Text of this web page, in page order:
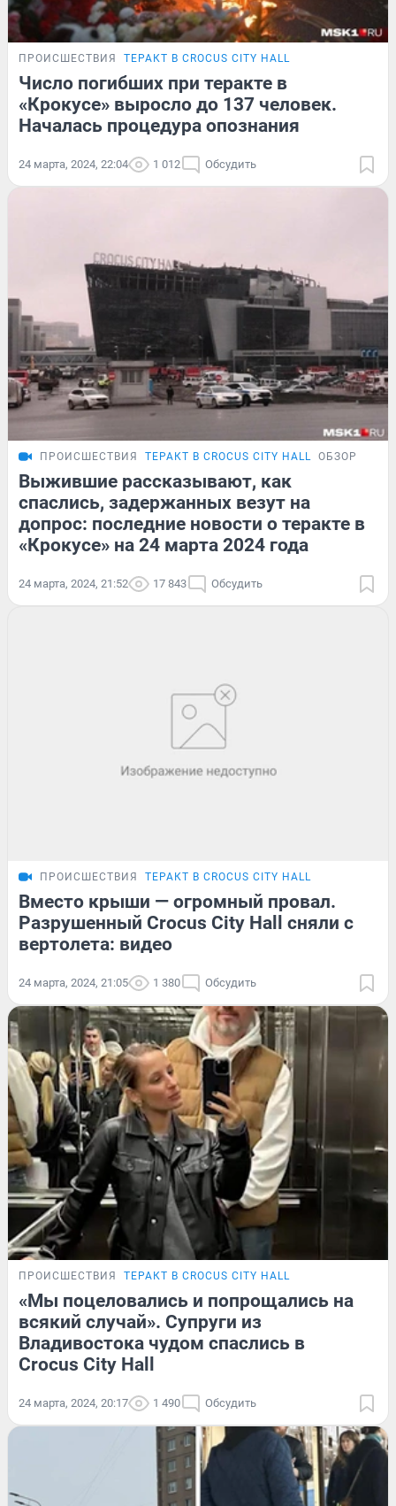
ПРОИСШЕСТВИЯ ТЕРАКТ В CROCUS CITY HALL
Число погибших при теракте в
«Крокусе» выросло до 137 человек.
Началась процедура опознания
24 марта, 2024, 22:04 1 012 Обсудить
ПРОИСШЕСТВИЯ ТЕРАКТ В CROCUS CITY HALL ОБЗОР
Выжившие рассказывают, как
спаслись, задержанных везут на
допрос: последние новости о теракте в
«Крокусе» на 24 марта 2024 года
24 марта, 2024, 21:52 17 843 Обсудить
ПРОИСШЕСТВИЯ ТЕРАКТ В CROCUS CITY HALL
Вместо крыши — огромный провал.
Разрушенный Crocus City Hall сняли с
вертолета: видео
24 марта, 2024, 21:05 1 380 Обсудить
ПРОИСШЕСТВИЯ ТЕРАКТ В CROCUS CITY HALL
«Мы поцеловались и попрощались на
всякий случай». Супруги из
Владивостока чудом спаслись в
Crocus City Hall
24 марта, 2024, 20:17 1 490 Обсудить